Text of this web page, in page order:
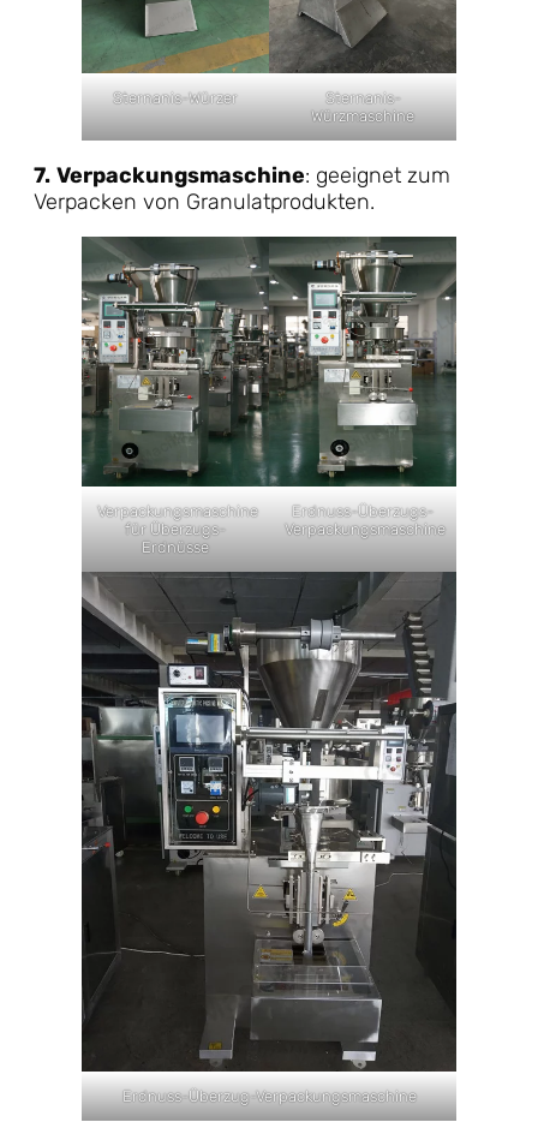
Sternanis-Würzer
Sternanis-
Würzmaschine
7. Verpackungsmaschine: geeignet zum
Verpacken von Granulatprodukten.
Verpackungsmaschine
für Überzugs-
Erdnüsse
Erdnuss-Überzugs-
Verpackungsmaschine
Erdnuss-Überzug-Verpackungsmaschine